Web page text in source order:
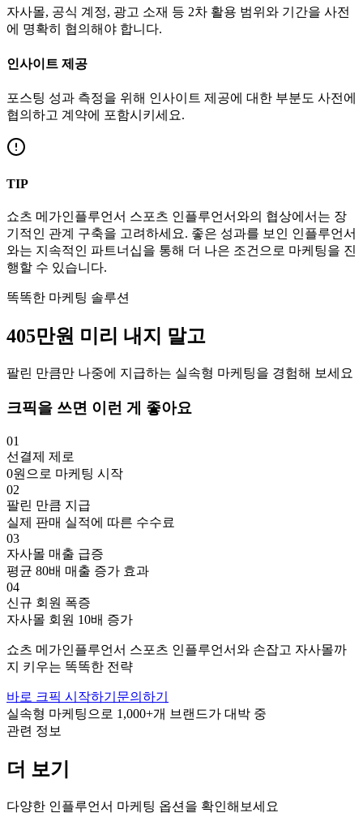
자사몰, 공식 계정, 광고 소재 등 2차 활용 범위와 기간을 사전
에 명확히 협의해야 합니다.
인사이트 제공
포스팅 성과 측정을 위해 인사이트 제공에 대한 부분도 사전에
협의하고 계약에 포함시키세요.
TIP
쇼츠 메가인플루언서 스포츠 인플루언서와의 협상에서는 장
기적인 관계 구축을 고려하세요. 좋은 성과를 보인 인플루언서
와는 지속적인 파트너십을 통해 더 나은 조건으로 마케팅을 진
행할 수 있습니다.
똑똑한 마케팅 솔루션
405만원 미리 내지 말고
팔린 만큼만 나중에 지급하는 실속형 마케팅을 경험해 보세요
크픽을 쓰면 이런 게 좋아요
01
선결제 제로
0원으로 마케팅 시작
02
팔린 만큼 지급
실제 판매 실적에 따른 수수료
03
자사몰 매출 급증
평균 80배 매출 증가 효과
04
신규 회원 폭증
자사몰 회원 10배 증가
쇼츠 메가인플루언서 스포츠 인플루언서와 손잡고 자사몰까
지 키우는 똑똑한 전략
바로 크픽 시작하기 문의하기
실속형 마케팅으로 1,000+개 브랜드가 대박 중
관련 정보
더 보기
다양한 인플루언서 마케팅 옵션을 확인해보세요